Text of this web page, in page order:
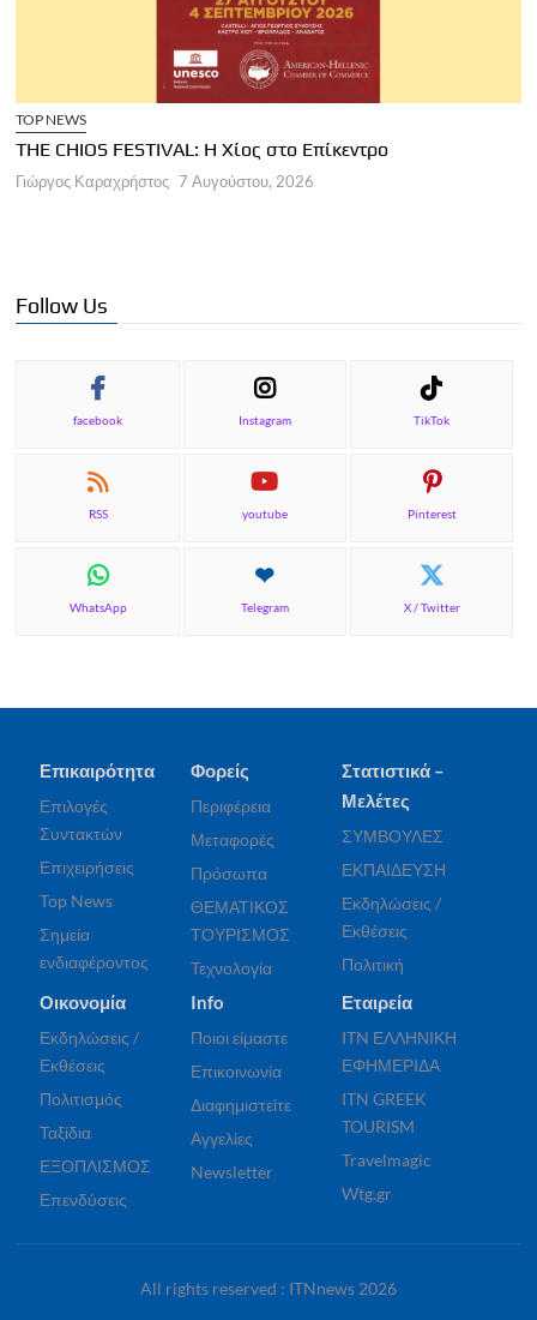
TOP NEWS
THE CHIOS FESTIVAL: Η Χίος στο Επίκεντρο
Γιώργος Καραχρήστος 7 Αυγούστου, 2026
Follow Us
facebook Instagram TikTok
RSS youtube Pinterest
WhatsApp Telegram X / Twitter
Επικαιρότητα
Επιλογές
Συντακτών
Επιχειρήσεις
Top News
Σημεία
ενδιαφέροντος
Φορείς
Περιφέρεια
Μεταφορές
Πρόσωπα
ΘΕΜΑΤΙΚΟΣ
ΤΟΥΡΙΣΜΟΣ
Τεχνολογία
Στατιστικά –
Μελέτες
ΣΥΜΒΟΥΛΕΣ
ΕΚΠΑΙΔΕΥΣΗ
Εκδηλώσεις /
Εκθέσεις
Πολιτική
Οικονομία
Εκδηλώσεις /
Εκθέσεις
Πολιτισμός
Ταξίδια
ΕΞΟΠΛΙΣΜΟΣ
Επενδύσεις
Info
Ποιοι είμαστε
Επικοινωνία
Διαφημιστείτε
Αγγελίες
Newsletter
Εταιρεία
ITN ΕΛΛΗΝΙΚΗ
ΕΦΗΜΕΡΙΔΑ
ITN GREEK
TOURISM
Travelmagic
Wtg.gr
All rights reserved : ITNnews 2026